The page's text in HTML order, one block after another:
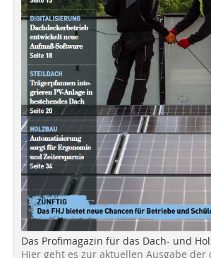
Das Profimagazin für das Dach- und
Hier geht es zur aktuellen Ausgabe der